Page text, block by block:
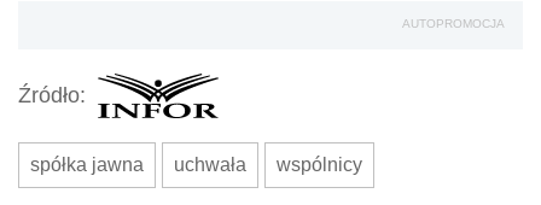
AUTOPROMOCJA
Źródło:
spółka jawna uchwała wspólnicy